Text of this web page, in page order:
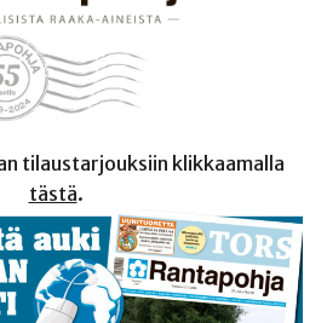
tilaustarjouksiin klikkaamalla
tästä.